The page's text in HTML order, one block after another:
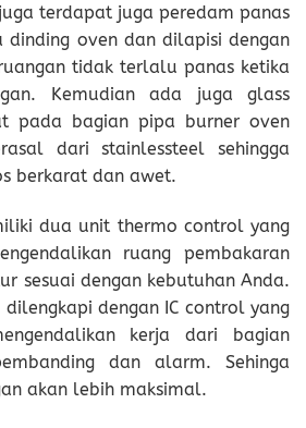
terdapat juga peredam panas
oven dan dilapisi dengan
tidak terlalu panas ketika
Kemudian ada juga glass
pada bagian pipa burner oven
dari stainlessteel sehingga
berkarat dan awet.
dua unit thermo control yang
ruang pembakaran
sesuai dengan kebutuhan Anda.
dengan IC control yang
kerja dari bagian
dan alarm. Sehinga
akan lebih maksimal.